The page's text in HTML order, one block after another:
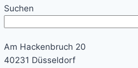
Suchen
Am Hackenbruch 20
40231 Düsseldorf